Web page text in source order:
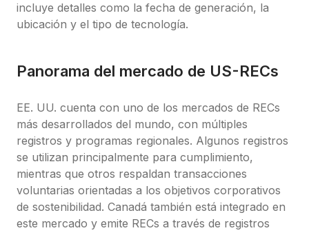
incluye detalles como la fecha de generación, la
ubicación y el tipo de tecnología.
Panorama del mercado de US-RECs
EE. UU. cuenta con uno de los mercados de RECs
más desarrollados del mundo, con múltiples
registros y programas regionales. Algunos registros
se utilizan principalmente para cumplimiento,
mientras que otros respaldan transacciones
voluntarias orientadas a los objetivos corporativos
de sostenibilidad. Canadá también está integrado en
este mercado y emite RECs a través de registros